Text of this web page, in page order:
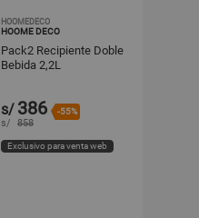
HOOMEDECO
HOOME DECO
Pack2 Recipiente Doble
Bebida 2,2L
Y+Regalo Sticker
s/ 386 -55%
s/ 858
Exclusivo para venta web